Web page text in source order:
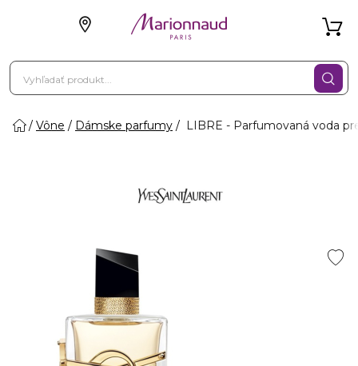
Vône Dámske parfumy LIBRE - Parfumovaná voda